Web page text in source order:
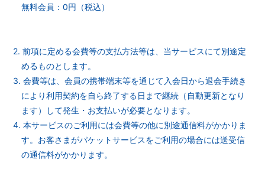
無料会員：0円（税込）
2. 前項に定める会費等の支払方法等は、当サービスにて別途定
めるものとします。
3. 会費等は、会員の携帯端末等を通じて入会日から退会手続き
により利用契約を自ら終了する日まで継続（自動更新となり
ます）して発生・お支払いが必要となります。
4. 本サービスのご利用には会費等の他に別途通信料がかかりま
す。お客さまがパケットサービスをご利用の場合には送受信
の通信料がかかります。